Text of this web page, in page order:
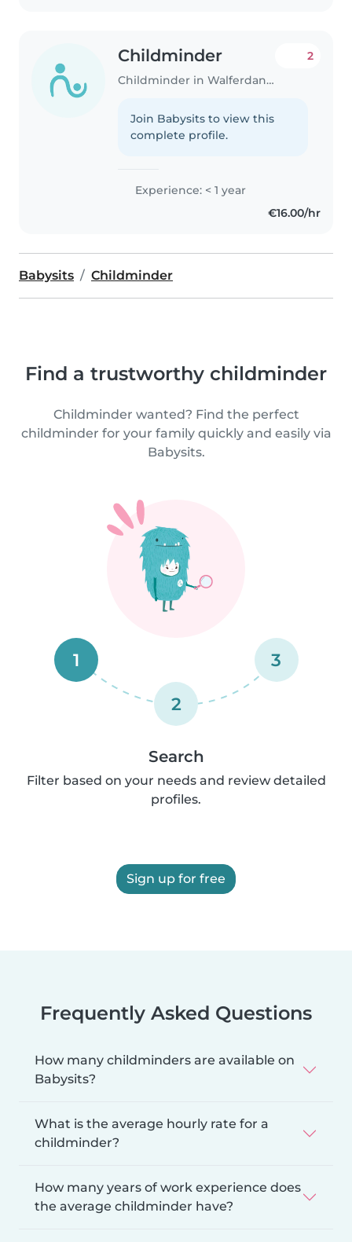
Childminder
Childminder in Walferdange
2
Join Babysits to view this
complete profile.
Experience: < 1 year
€16.00/hr
Babysits Childminder
Find a trustworthy childminder
Childminder wanted? Find the perfect
childminder for your family quickly and easily via
Babysits.
1
2
3
Search
Filter based on your needs and review detailed
profiles.
Sign up for free
Frequently Asked Questions
How many childminders are available on
Babysits?
What is the average hourly rate for a
childminder?
How many years of work experience does
the average childminder have?